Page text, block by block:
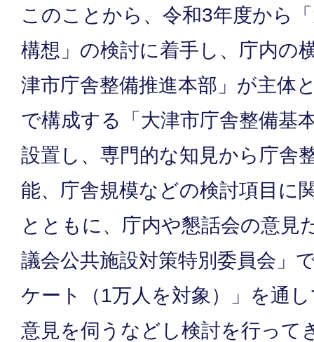
このことから、令和3年度から
構想」の検討に着手し、庁内の
津市庁舎整備推進本部」が主体
で構成する「大津市庁舎整備基
設置し、専門的な知見から庁舎
能、庁舎規模などの検討項目に
とともに、庁内や懇話会の意見
議会公共施設対策特別委員会」
ケート（1万人を対象）」を通
意見を伺うなどし検討を行って